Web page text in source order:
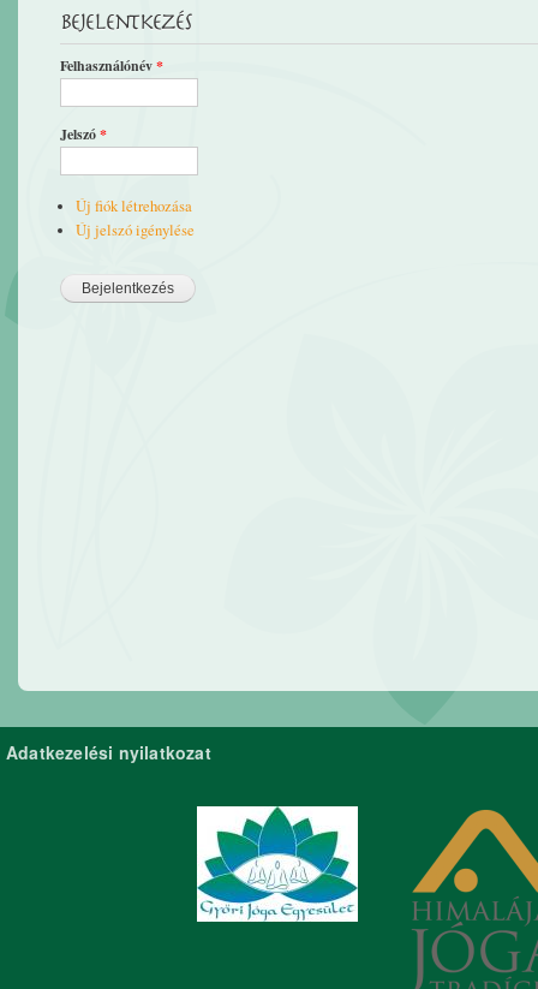
Bejelentkezés
Felhasználónév*
Jelszó*
Új fiók létrehozása
Új jelszó igénylése
Adatkezelési nyilatkozat